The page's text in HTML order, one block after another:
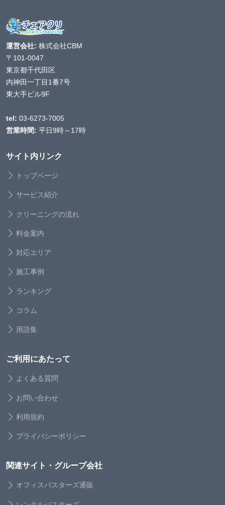
運営会社: 株式会社CBM
〒101-0047
東京都千代田区
内神田一丁目1番7号
東大手ビル9F
tel: 03-6273-7005
営業時間: 平日9時～17時
サイト内リンク
トップページ
サービス紹介
クリーニングの流れ
料金案内
対応エリア
施工事例
ランキング
コラム
用語集
ご利用にあたって
よくある質問
お問い合わせ
利用規約
プライバシーポリシー
関連サイト・グループ会社
オフィスバスターズ通販